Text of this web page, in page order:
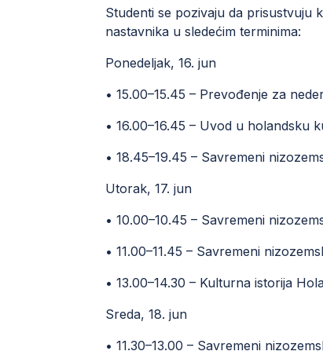
Studenti se pozivaju da prisustvuju
nastavnika u sledećim terminima:
Ponedeljak, 16. jun
• 15.00–15.45 – Prevođenje za
• 16.00–16.45 – Uvod u holandsku
• 18.45–19.45 – Savremeni
Utorak, 17. jun
• 10.00–10.45 – Savremeni
• 11.00–11.45 – Savremeni
• 13.00–14.30 – Kulturna istorija
Sreda, 18. jun
• 11.30–13.00 – Savremeni